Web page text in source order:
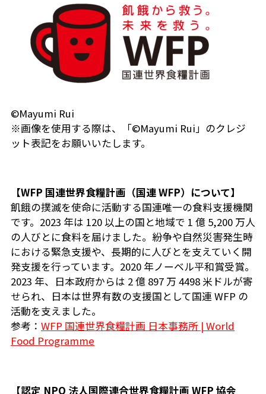
©Mayumi Rui
※画像を使用する際は、「©Mayumi Rui」のクレジ
ット表記をお願いいたします。
【WFP 国連世界食糧計画（国連 WFP）について】
飢餓の撲滅を使命に活動する国連唯一の食料支援機関
です。2023 年は 120 以上の国と地域で 1 億 5,200 万人
の人びとに食料を届けました。紛争や自然災害発生時
における緊急支援や、長期的に人びとを支えていく開
発支援を行っています。2020 年ノーベル平和賞受賞。
2023 年、日本政府からは 2 億 897 万 4498 米ドルが寄
せられ、日本は世界有数の支援国として国連 WFP の
活動を支えました。
参考： WFP 国連世界食糧計画 日本事務所 | World
Food Programme
【認定 NPO 法人国際連合世界食糧計画 WFP 協会